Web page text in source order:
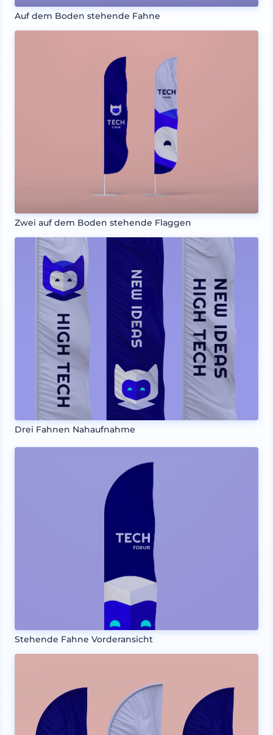
Auf dem Boden stehende Fahne
Zwei auf dem Boden stehende Flaggen
Drei Fahnen Nahaufnahme
Stehende Fahne Vorderansicht